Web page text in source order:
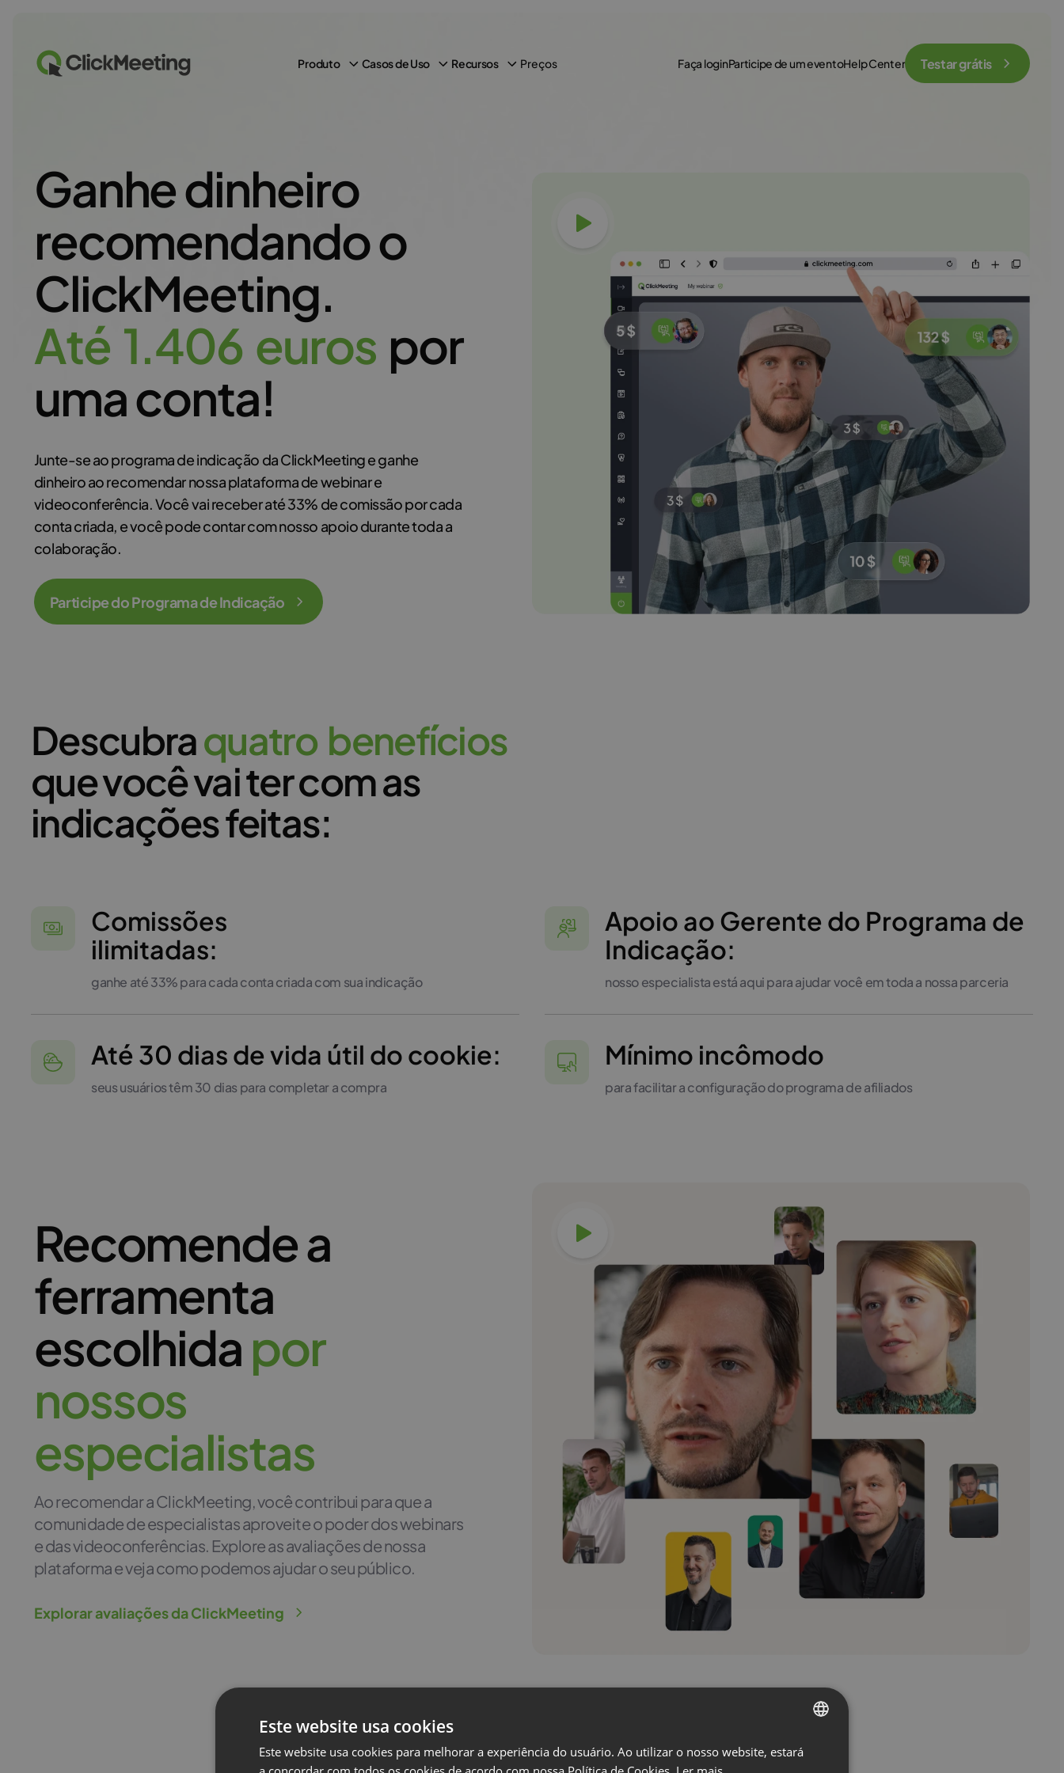
Produto Casos de Uso Recursos Preços Faça loginParticipe de um eventoHelp Center Testar grátis
Ganhe dinheiro
recomendando o
ClickMeeting.
Até 1.406 euros por
uma conta!
Junte-se ao programa de indicação da ClickMeeting e ganhe
dinheiro ao recomendar nossa plataforma de webinar e
videoconferência. Você vai receber até 33% de comissão por cada
conta criada, e você pode contar com nosso apoio durante toda a
colaboração.
Participe do Programa de Indicação
Descubraquatro benefícios
que você vai ter com as
indicações feitas:
Comissões
ilimitadas:
ganhe até 33% para cada conta criada com sua indicação
Apoio ao Gerente do Programa de
Indicação:
nosso especialista está aqui para ajudar você em toda a nossa parceria
Até 30 dias de vida útil do cookie:
seus usuários têm 30 dias para completar a compra
Mínimo incômodo
para facilitar a configuração do programa de afiliados
Recomende a
ferramenta
escolhida por
nossos
especialistas
Ao recomendar a ClickMeeting, você contribui para que a
comunidade de especialistas aproveite o poder dos webinars
e das videoconferências. Explore as avaliações de nossa
plataforma e veja como podemos ajudar o seu público.
Explorar avaliações da ClickMeeting
ENGLISH
Este website usa cookies
Este website usa cookies para melhorar a experiência do usuário. Ao utilizar o nosso website, estará